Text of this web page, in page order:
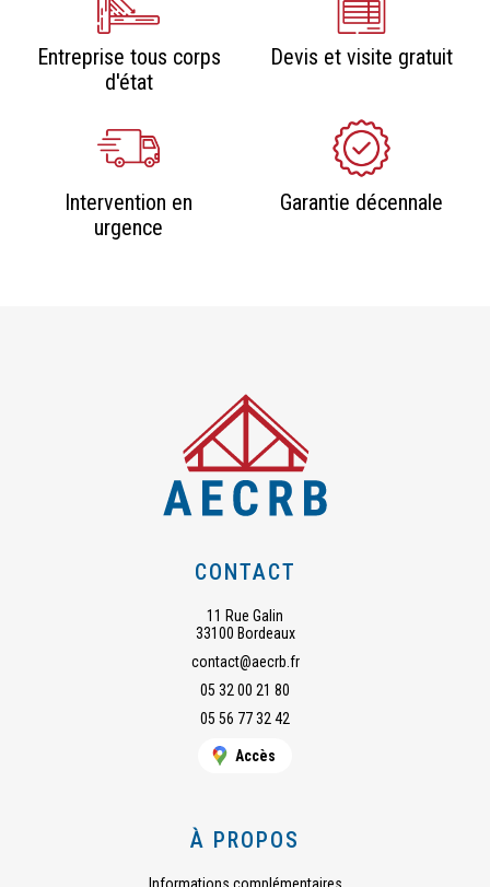
Entreprise tous corps
d'état
Devis et visite gratuit
Intervention en
urgence
Garantie décennale
CONTACT
11 Rue Galin
33100 Bordeaux
contact@aecrb.fr
05 32 00 21 80
05 56 77 32 42
Accès
À PROPOS